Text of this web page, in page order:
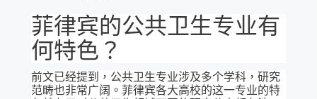
菲律宾的公共卫生专业有
何特色？
前文已经提到，公共卫生专业涉及多个学科，研究
范畴也非常广阔。菲律宾各大高校的这一专业的特